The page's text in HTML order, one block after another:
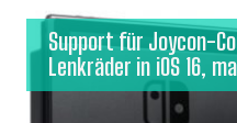
Support für Joycon-
Lenkräder in iOS 16,